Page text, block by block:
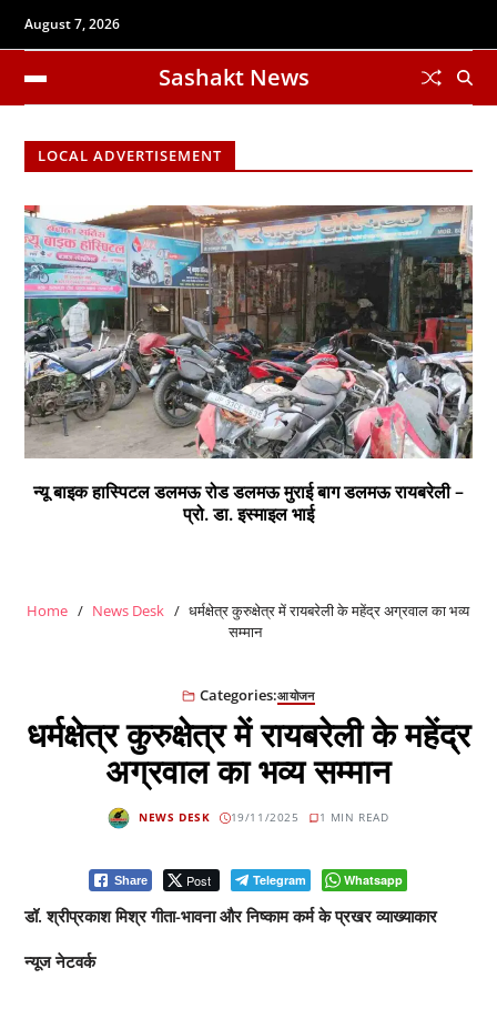
August 7, 2026
Sashakt News
LOCAL ADVERTISEMENT
न्यू बाइक हास्पिटल डलमऊ रोड डलमऊ मुराई बाग डलमऊ रायबरेली –
प्रो. डा. इस्माइल भाई
Home News Desk
धर्मक्षेत्र कुरुक्षेत्र में रायबरेली के महेंद्र अग्रवाल का भव्य
सम्मान
Categories:आयोजन
धर्मक्षेत्र कुरुक्षेत्र में रायबरेली के महेंद्र
अग्रवाल का भव्य सम्मान
NEWS DESK 19/11/2025 1 MIN READ
Share Post Telegram Whatsapp
डॉ. श्रीप्रकाश मिश्र गीता-भावना और निष्काम कर्म के प्रखर व्याख्याकार
न्यूज नेटवर्क